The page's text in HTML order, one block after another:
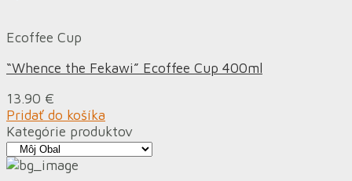
Ecoffee Cup
“Whence the Fekawi” Ecoffee Cup 400ml
13.90 €
Pridať do košíka
Kategórie produktov